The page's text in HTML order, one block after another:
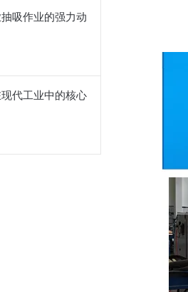
吸作业的强力动
代工业中的核心